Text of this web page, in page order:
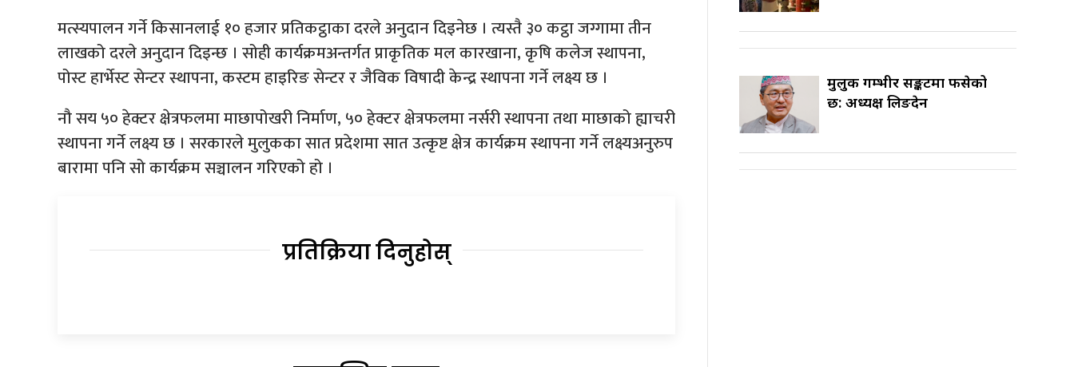
मत्स्यपालन गर्ने किसानलाई १० हजार प्रतिकट्ठाका दरले अनुदान दिइनेछ । त्यस्तै ३० कट्ठा जग्गामा तीन
लाखको दरले अनुदान दिइन्छ । सोही कार्यक्रमअन्तर्गत प्राकृतिक मल कारखाना, कृषि कलेज स्थापना,
पोस्ट हार्भेस्ट सेन्टर स्थापना, कस्टम हाइरिङ सेन्टर र जैविक विषादी केन्द्र स्थापना गर्ने लक्ष्य छ ।
नौ सय ५० हेक्टर क्षेत्रफलमा माछापोखरी निर्माण, ५० हेक्टर क्षेत्रफलमा नर्सरी स्थापना तथा माछाको ह्याचरी
स्थापना गर्ने लक्ष्य छ । सरकारले मुलुकका सात प्रदेशमा सात उत्कृष्ट क्षेत्र कार्यक्रम स्थापना गर्ने लक्ष्यअनुरुप
बारामा पनि सो कार्यक्रम सञ्चालन गरिएको हो ।
प्रतिक्रिया दिनुहोस्
मुलुक गम्भीर सङ्कटमा फसेको
छ: अध्यक्ष लिङदेन